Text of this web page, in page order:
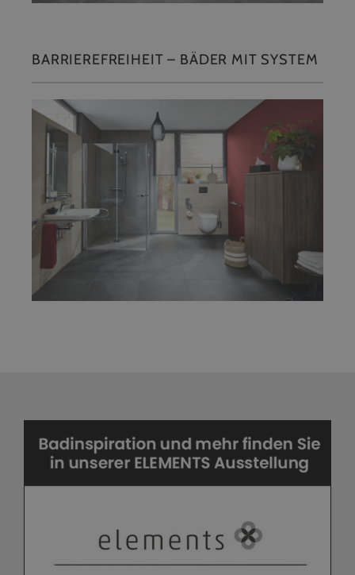
BARRIEREFREIHEIT – BÄDER MIT SYSTEM